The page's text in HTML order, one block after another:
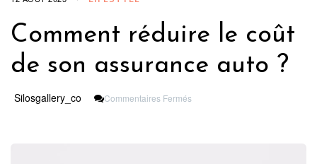
Comment réduire le coût
de son assurance auto ?
Silosgallery_co Commentaires Fermés